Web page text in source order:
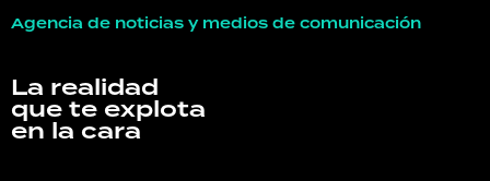
Agencia de noticias y medios de comunicación
La realidad
que te explota
en la cara